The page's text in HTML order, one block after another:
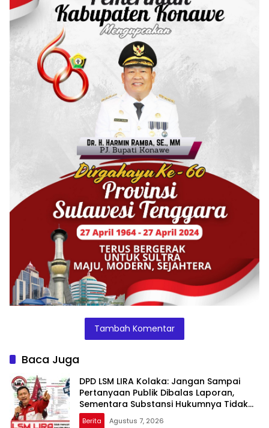
Tambah Komentar
Baca Juga
DPD LSM LIRA Kolaka: Jangan Sampai
Pertanyaan Publik Dibalas Laporan,
Sementara Substansi Hukumnya Tidak
Pernah Dijelaskan Secara Terbuka
Berita Agustus 7, 2026